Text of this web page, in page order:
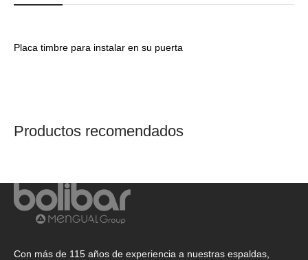
Placa timbre para instalar en su puerta
Productos recomendados
Con más de 115 años de experiencia a nuestras espaldas,